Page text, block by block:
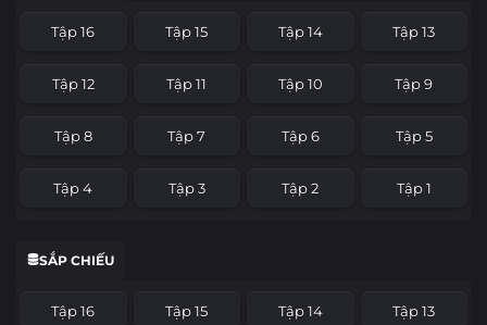
Tập 16 Tập 15 Tập 14 Tập 13
Tập 12 Tập 11 Tập 10 Tập 9
Tập 8 Tập 7 Tập 6 Tập 5
Tập 4 Tập 3 Tập 2 Tập 1
SẮP CHIẾU
Tập 16 Tập 15 Tập 14 Tập 13